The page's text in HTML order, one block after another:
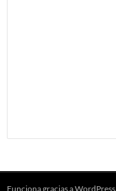
Funciona gracias a WordPress